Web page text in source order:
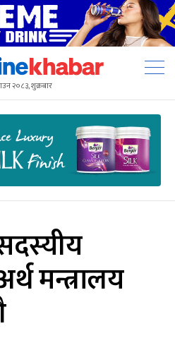
२०८३, शुक्रबार
मन्त्रालय